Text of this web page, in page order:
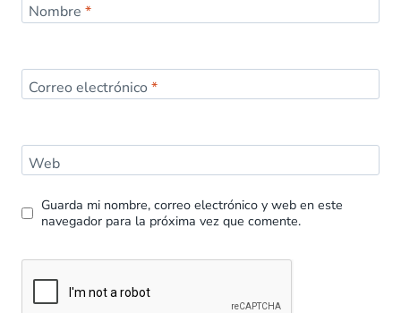
Nombre *
Correo electrónico *
Web
Guarda mi nombre, correo electrónico y web en este
navegador para la próxima vez que comente.